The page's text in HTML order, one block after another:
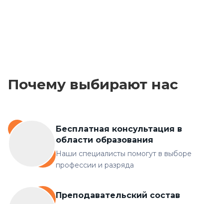
Почему выбирают нас
Бесплатная консультация в
области образования
Наши специалисты помогут в выборе
профессии и разряда
Преподавательский состав